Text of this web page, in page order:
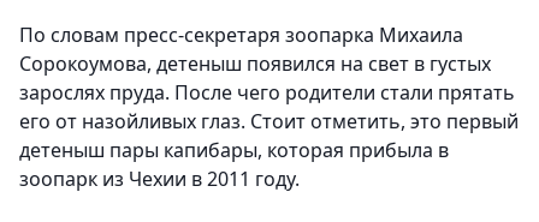
По словам пресс-секретаря зоопарка Михаила
Сорокоумова, детеныш появился на свет в густых
зарослях пруда. После чего родители стали прятать
его от назойливых глаз. Стоит отметить, это первый
детеныш пары капибары, которая прибыла в
зоопарк из Чехии в 2011 году.